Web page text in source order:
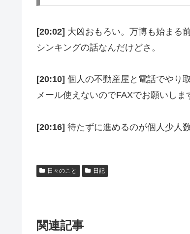
[20:02] 大凶おもろい。万博も始まる
シンキングの話なんだけどさ。
[20:10] 個人の不動産屋と電話でやり
メール使えないのでFAXでお願いしま
[20:16] 待たずに進めるのが個人少人
日々のこと 日記
関連記事